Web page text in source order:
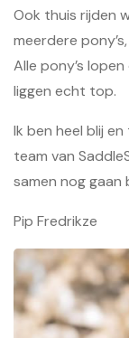
Ook thuis rijden
meerdere
Alle pony’s
liggen echt top.
Ik ben heel blij
team van
samen nog gaan
Pip Fredrikze